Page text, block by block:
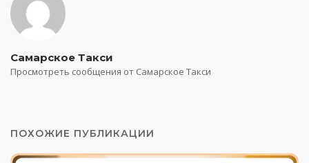
Самарское Такси
Просмотреть сообщения от Самарское Такси
ПОХОЖИЕ ПУБЛИКАЦИИ